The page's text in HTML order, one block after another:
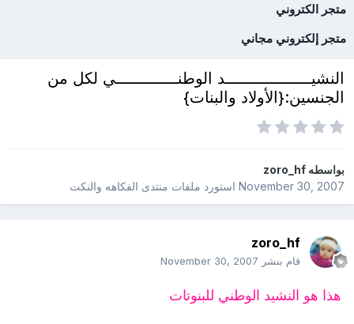
متجر الكتروني
متجر إلكتروني مجاني
النشيــــــــــــــــــد الوطنـــــــــــــي لكل من
الجنسين:{الأولاد والبنات}
بواسطهzoro_hf
November 30, 2007استورد ملفات منتدى الفكاهه والنكت
zoro_hf
قام بنشر November 30, 2007
هذا هو النشيد الوطني للبنوتات